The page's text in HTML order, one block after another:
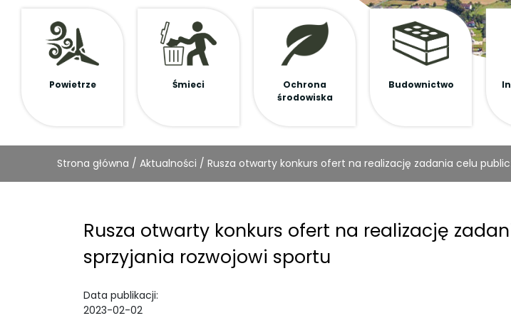
Powietrze Śmieci
Ochrona
środowiska
Budownictwo
Strona główna / Aktualności / Rusza otwarty konkurs ofert na realizację zadania celu
Rusza otwarty konkurs ofert na realizację
sprzyjania rozwojowi sportu
Data publikacji:
2023-02-02